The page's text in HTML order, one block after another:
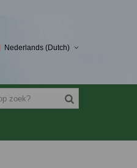
Nederlands (Dutch)